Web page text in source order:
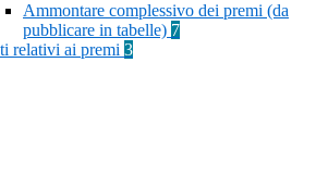
Ammontare complessivo dei premi (da
pubblicare in tabelle) 7
relativi ai premi 3